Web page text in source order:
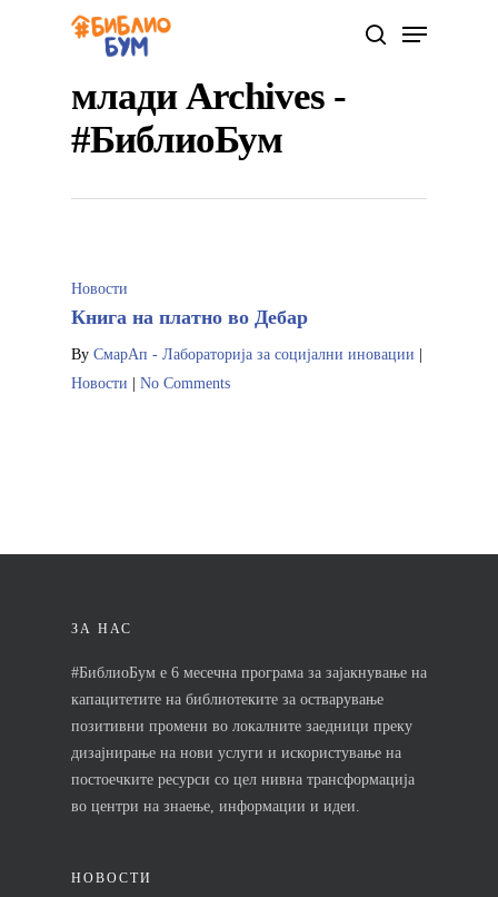
Hit enter to search or ESC to close
млади Archives -
#БиблиоБум
Новости
Книга на платно во Дебар
By СмарАп - Лабораторија за социјални иновации
Новости
No Comments
ЗА НАС
#БиблиоБум е 6 месечна програма за зајакнување на
капацитетите на библиотеките за остварување
позитивни промени во локалните заедници преку
дизајнирање на нови услуги и искористување на
постоечките ресурси со цел нивна трансформација
во центри на знаење, информации и идеи.
НОВОСТИ
Новости
Контакт
Почетна